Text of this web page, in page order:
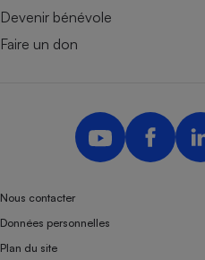
Devenir bénévole
Faire un don
Nous contacter
Données personnelles
Plan du site